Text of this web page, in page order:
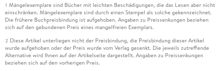
1 Mängelexemplare sind Bücher mit leichten Beschädigungen, die das Lesen aber nicht
einschränken. Mängelexemplare sind durch einen Stempel als solche gekennzeichnet.
Die frühere Buchpreisbindung ist aufgehoben. Angaben zu Preissenkungen beziehen
sich auf den gebundenen Preis eines mangelfreien Exemplars.
2 Diese Artikel unterliegen nicht der Preisbindung, die Preisbindung dieser Artikel
wurde aufgehoben oder der Preis wurde vom Verlag gesenkt. Die jeweils zutreffende
Alternative wird Ihnen auf der Artikelseite dargestellt. Angaben zu Preissenkungen
beziehen sich auf den vorherigen Preis.